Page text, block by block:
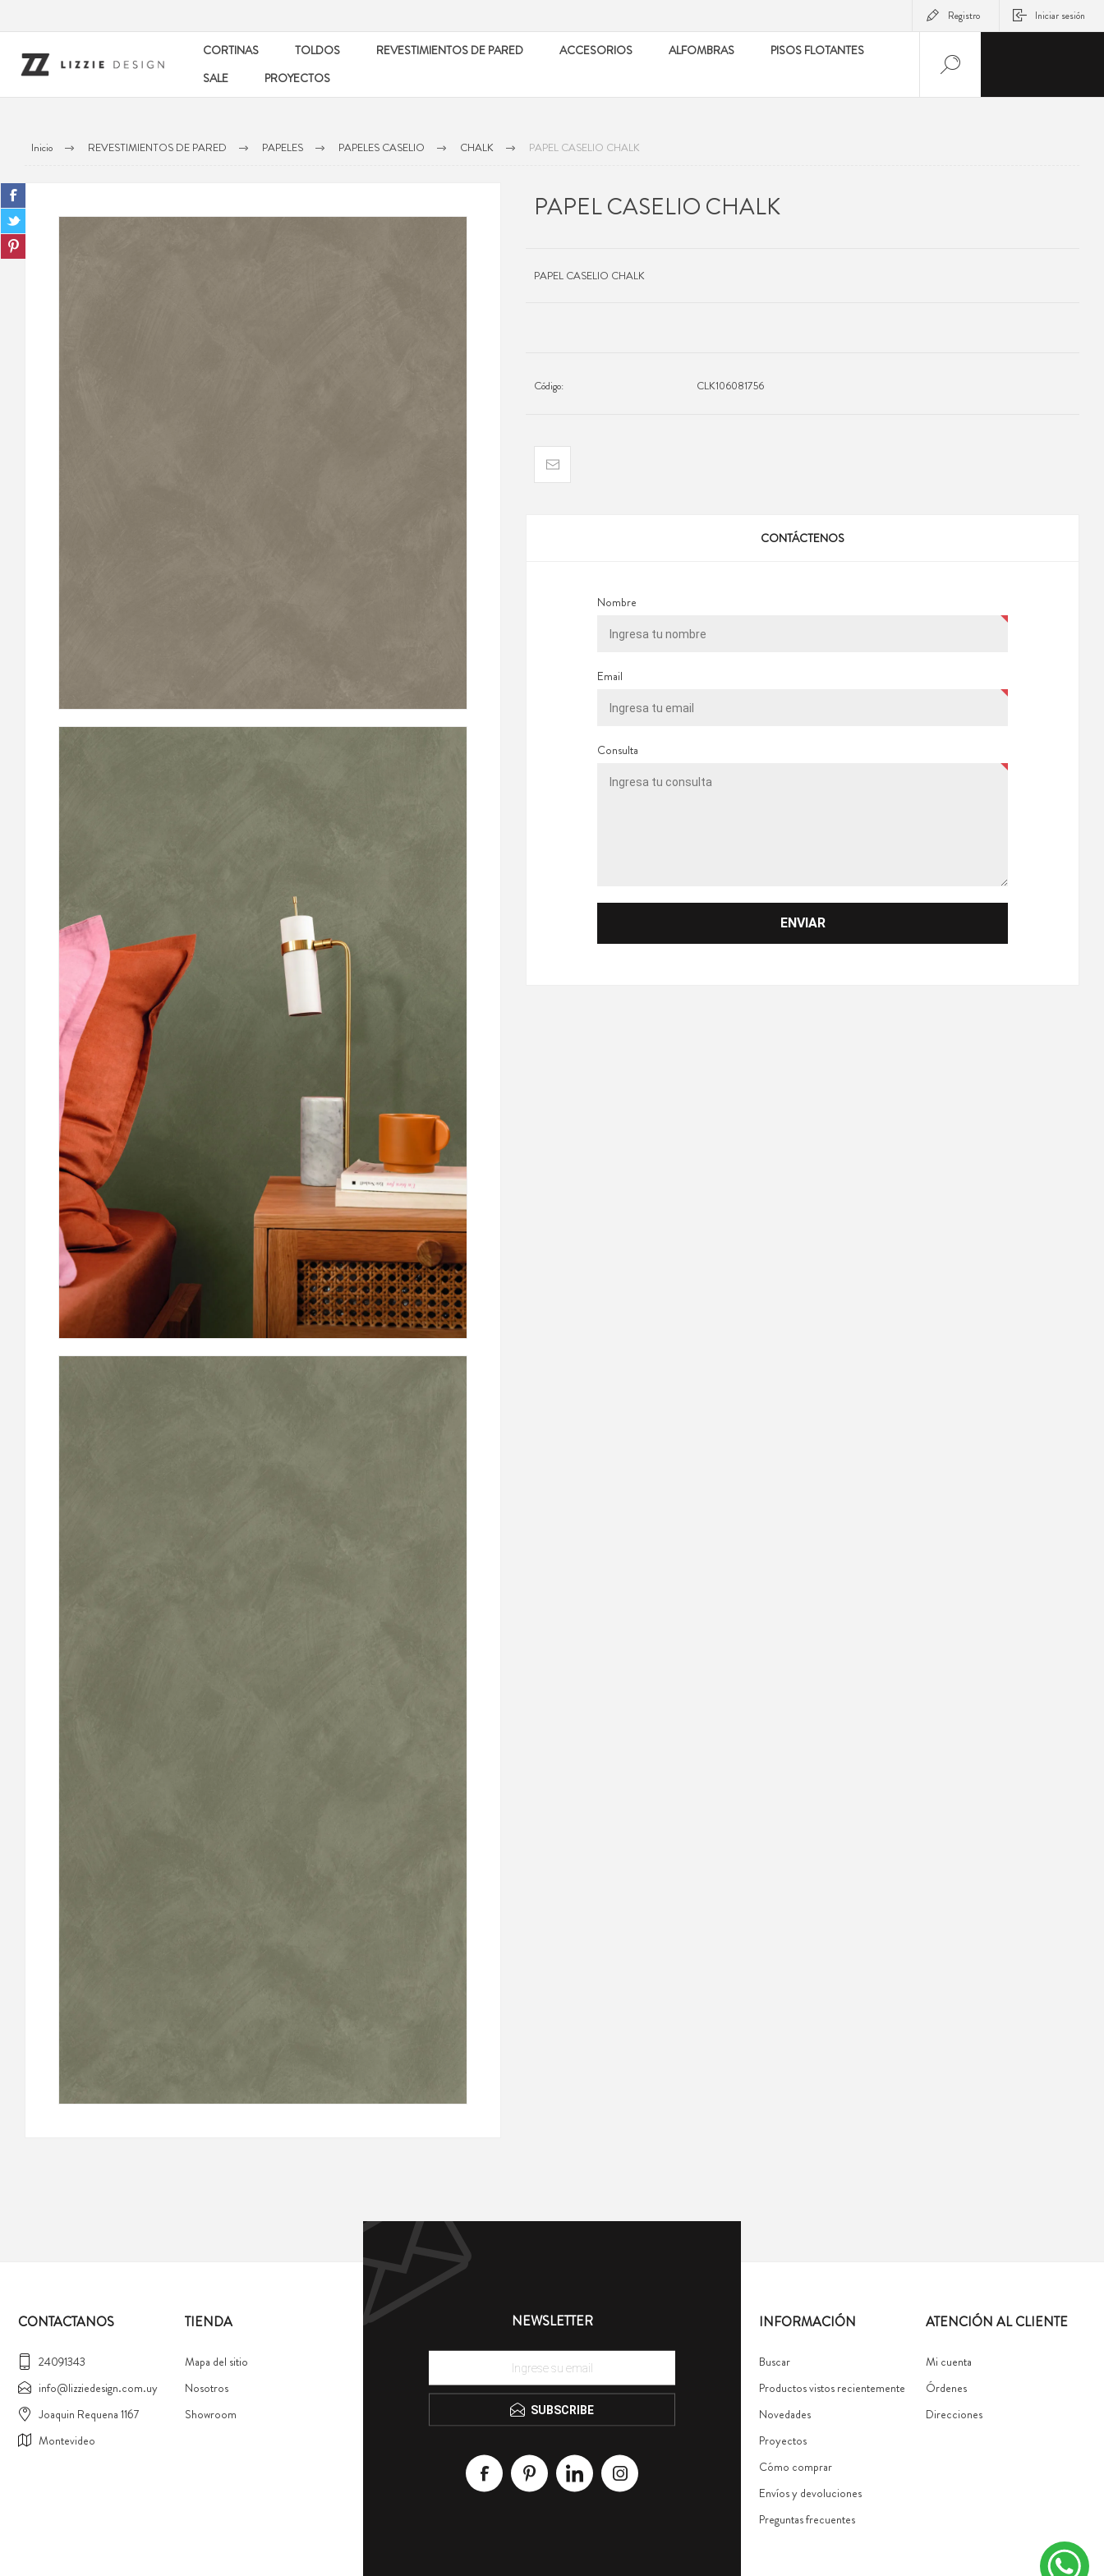
Registro Iniciar sesión
CORTINAS TOLDOS REVESTIMIENTOS DE PARED ACCESORIOS ALFOMBRAS
PISOS FLOTANTES
SALE
PROYECTOS
Inicio REVESTIMIENTOS DE PARED PAPELES PAPELES CASELIO CHALK PAPEL CASELIO CHALK
PAPEL CASELIO CHALK
PAPEL CASELIO CHALK
Código: CLK106081756
CONTÁCTENOS
Nombre
Email
Consulta
NEWSLETTER
SUBSCRIBE
CONTACTANOS
24091343
info@lizziedesign.com.uy
Joaquin Requena 1167
Montevideo
TIENDA
Mapa del sitio
Nosotros
Showroom
INFORMACIÓN
Buscar
Productos vistos recientemente
Novedades
Proyectos
Cómo comprar
Envíos y devoluciones
Preguntas frecuentes
ATENCIÓN AL CLIENTE
Mi cuenta
Órdenes
Direcciones